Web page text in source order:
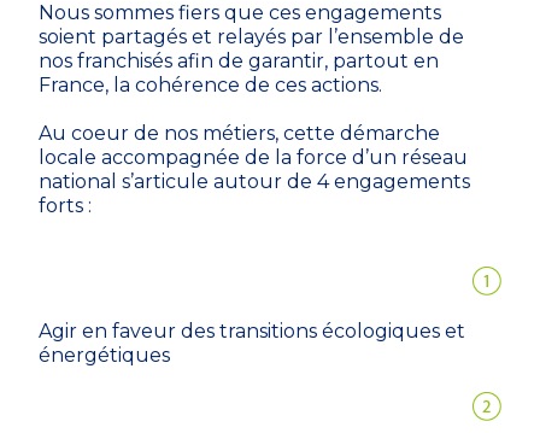
Nous sommes fiers que ces engagements
soient partagés et relayés par l’ensemble de
nos franchisés afin de garantir, partout en
France, la cohérence de ces actions.
Au coeur de nos métiers, cette démarche
locale accompagnée de la force d’un réseau
national s’articule autour de 4 engagements
forts :
Agir en faveur des transitions écologiques et
énergétiques